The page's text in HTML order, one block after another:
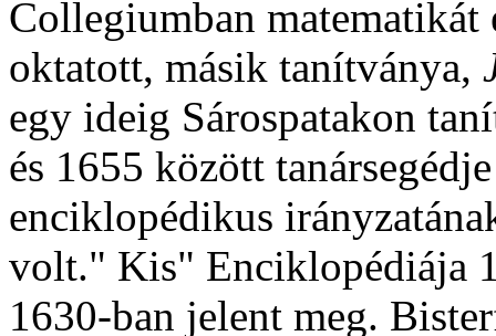
Collegiumban matematikát
oktatott, másik tanítványa,
egy ideig Sárospatakon
és 1655 között
enciklopédikus
volt." Kis" Enciklopédiája
1630-ban jelent meg.